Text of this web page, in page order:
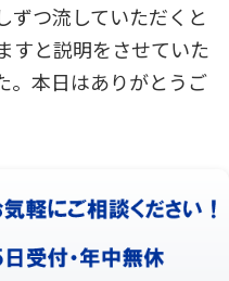
ずつ流していただくと
すと説明をさせていた
。本日はありがとうご